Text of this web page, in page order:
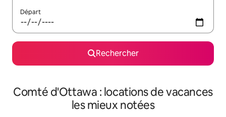
Départ
Rechercher
Comté d'Ottawa : locations de vacances
les mieux notées